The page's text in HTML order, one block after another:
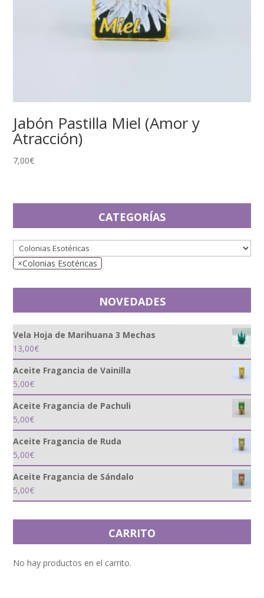
Jabón Pastilla Miel (Amor y
Atracción)
7,00€
CATEGORÍAS
×Colonias Esotéricas
NOVEDADES
Vela Hoja de Marihuana 3 Mechas
13,00€
Aceite Fragancia de Vainilla
5,00€
Aceite Fragancia de Pachuli
5,00€
Aceite Fragancia de Ruda
5,00€
Aceite Fragancia de Sándalo
5,00€
CARRITO
No hay productos en el carrito.